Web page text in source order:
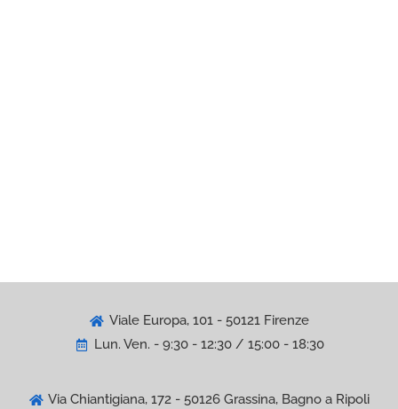
Viale Europa, 101 - 50121 Firenze
Lun. Ven. - 9:30 - 12:30 / 15:00 - 18:30
Via Chiantigiana, 172 - 50126 Grassina, Bagno a Ripoli